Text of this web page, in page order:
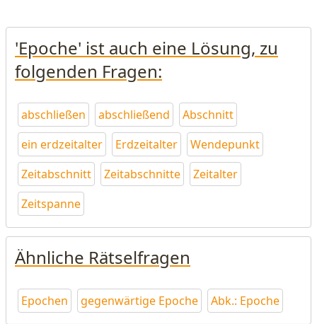
'Epoche' ist auch eine Lösung, zu
folgenden Fragen:
abschließen abschließend
Abschnitt
ein erdzeitalter
Erdzeitalter
Wendepunkt
Zeitabschnitt
Zeitabschnitte
Zeitalter
Zeitspanne
Ähnliche Rätselfragen
Epochen gegenwärtige Epoche Abk.: Epoche